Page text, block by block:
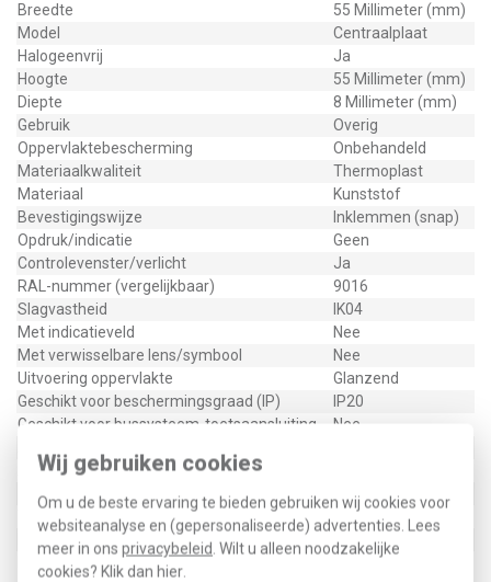
Wij gebruiken cookies
Om u de beste ervaring te bieden gebruiken wij cookies voor
websiteanalyse en (gepersonaliseerde) advertenties. Lees
meer in ons privacybeleid. Wilt u alleen noodzakelijke
cookies? Klik dan hier.
Breedte
55 Millimeter (mm)
Model
Centraalplaat
Halogeenvrij
Ja
Hoogte
55 Millimeter (mm)
Diepte
8 Millimeter (mm)
Gebruik
Overig
Oppervlaktebescherming
Onbehandeld
Materiaalkwaliteit
Thermoplast
Materiaal
Kunststof
Bevestigingswijze
Inklemmen (snap)
Opdruk/indicatie
Geen
Controlevenster/verlicht
Ja
RAL-nummer (vergelijkbaar)
9016
Slagvastheid
IK04
Met indicatieveld
Nee
Met verwisselbare lens/symbool
Nee
Uitvoering oppervlakte
Glanzend
Geschikt voor beschermingsgraad (IP)
IP20
Geschikt voor bussysteem-toetsaansluiting
Nee
Antibacteriële behandeling
Type / SKU (MPN)
WAN7050WG
EAN (GTIN-13)
3250610063279
Klusspullen artikelnummer
596839